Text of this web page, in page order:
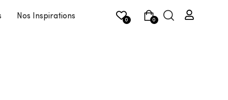
Nos Inspirations 0
0